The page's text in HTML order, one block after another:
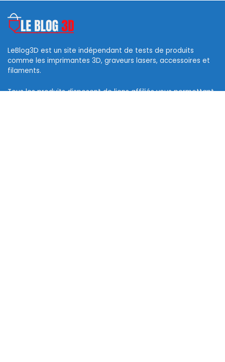
LeBlog3D est un site indépendant de tests de produits
comme les imprimantes 3D, graveurs lasers, accessoires et
filaments.
Tous les produits disposent de liens affiliés vous permettant